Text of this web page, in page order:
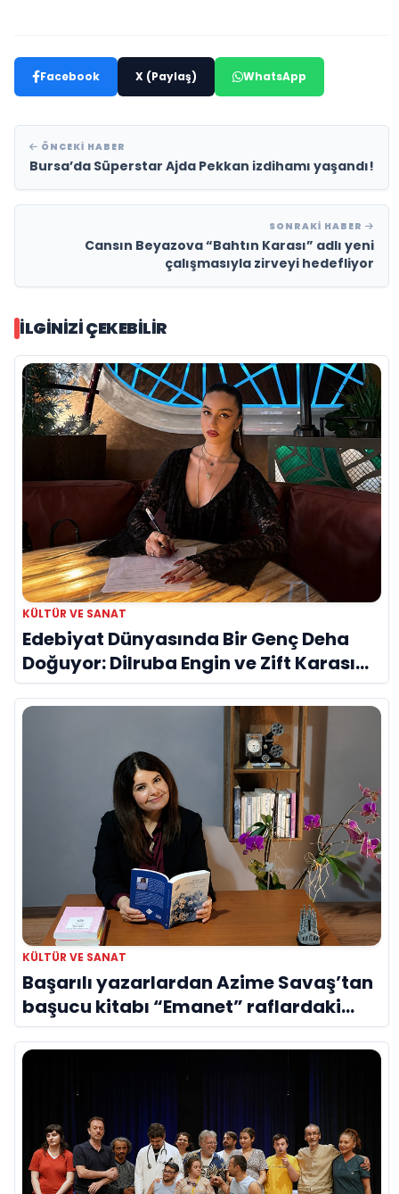
Facebook X (Paylaş) WhatsApp
ÖNCEKI HABER
Bursa’da Süperstar Ajda Pekkan izdihamı yaşandı!
SONRAKI HABER
Cansın Beyazova “Bahtın Karası” adlı yeni
çalışmasıyla zirveyi hedefliyor
İLGINIZI ÇEKEBILIR
KÜLTÜR VE SANAT
Edebiyat Dünyasında Bir Genç Deha
Doğuyor: Dilruba Engin ve Zift Karası
Evreni ‘AVENOİR’
KÜLTÜR VE SANAT
Başarılı yazarlardan Azime Savaş’tan
başucu kitabı “Emanet” raflardaki
yerini aldı